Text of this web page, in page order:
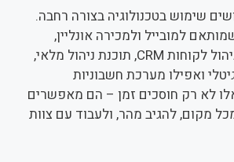
שימוש בטכנולוגיה בצורה רחבה.
למובייל ולמכירה אונליין,
ממשיך במערכת ניהול לקוחות CRM, תוכנת ניהול מלאי,
ואפילו מערכת חשבוניות
לא רק חוסכים זמן – הם מאפשרים
מקום, להגיב מהר, ולעבוד עם צוות